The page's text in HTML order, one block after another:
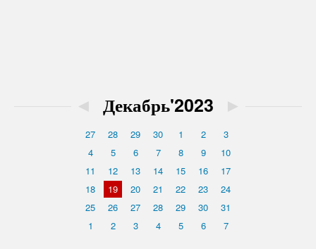
◄ Декабрь'2023 ►
27 28 29 30 1 2
3
4
5 6 7 8 9
10
11
12 13 14 15 16
17
18
19 20 21 22 23
24
25
26 27 28 29 30
31
1
2 3 4 5 6 7